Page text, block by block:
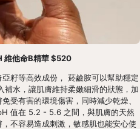
維他命B精華 $520
籽等高效成份， 菸鹼胺可以幫助穩定
水，讓肌膚維持柔嫩細滑的狀態，加
受有害的環境傷害，同時減少乾燥、
值在 5.2 - 5.6 之間，與肌膚的天然
不容易造成刺激，敏感肌也能安心使